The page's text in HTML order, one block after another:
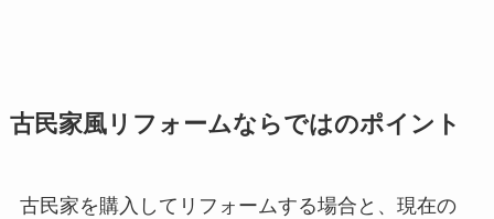
古民家風リフォームならではのポイント
古民家を購入してリフォームする場合と、現在の